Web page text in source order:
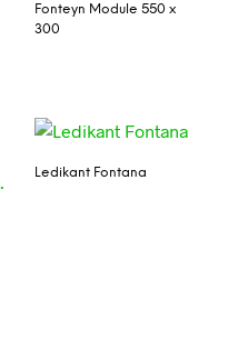
Fonteyn Module 550 x
300
Ledikant Fontana